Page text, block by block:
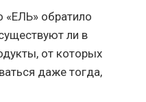
«ЕЛЬ» обратило
ли в
от которых
даже тогда,